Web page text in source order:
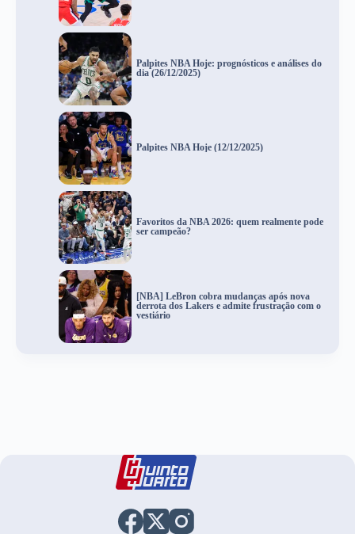
Palpites NBA Hoje: prognósticos e análises do
dia (26/12/2025)
Palpites NBA Hoje (12/12/2025)
Favoritos da NBA 2026: quem realmente pode
ser campeão?
[NBA] LeBron cobra mudanças após nova
derrota dos Lakers e admite frustração com o
vestiário